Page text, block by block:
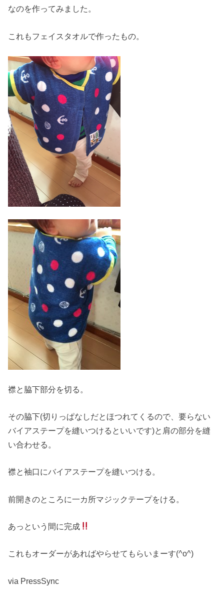
なのを作ってみました。
これもフェイスタオルで作ったもの。
襟と脇下部分を切る。
その脇下(切りっぱなしだとほつれてくるので、要らない
バイアステープを縫いつけるといいです)と肩の部分を縫
い合わせる。
襟と袖口にバイアステープを縫いつける。
前開きのところに一カ所マジックテープをける。
あっという間に完成
これもオーダーがあればやらせてもらいまーす(^o^)
via PressSync